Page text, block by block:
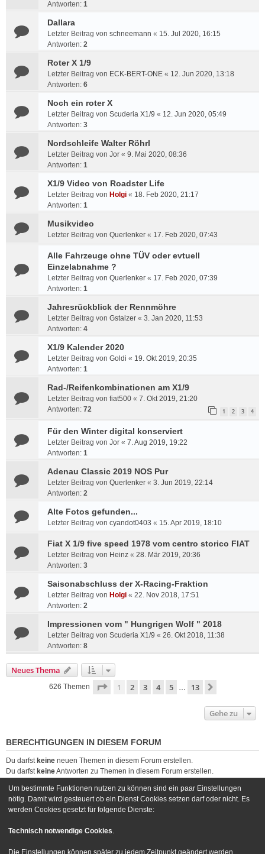
Antworten: 1
Dallara
Letzter Beitrag von schneemann « 15. Jul 2020, 16:15
Antworten: 2
Roter X 1/9
Letzter Beitrag von ECK-BERT-ONE « 12. Jun 2020, 13:18
Antworten: 6
Noch ein roter X
Letzter Beitrag von Scuderia X1/9 « 12. Jun 2020, 05:49
Antworten: 3
Nordschleife Walter Röhrl
Letzter Beitrag von Jor « 9. Mai 2020, 08:36
Antworten: 1
X1/9 Video von Roadster Life
Letzter Beitrag von Holgi « 18. Feb 2020, 21:17
Antworten: 1
Musikvideo
Letzter Beitrag von Querlenker « 17. Feb 2020, 07:43
Alle Fahrzeuge ohne TÜV oder evtuell
Einzelabnahme ?
Letzter Beitrag von Querlenker « 17. Feb 2020, 07:39
Antworten: 1
Jahresrückblick der Rennmöhre
Letzter Beitrag von Gstalzer « 3. Jan 2020, 11:53
Antworten: 4
X1/9 Kalender 2020
Letzter Beitrag von Goldi « 19. Okt 2019, 20:35
Antworten: 1
Rad-/Reifenkombinationen am X1/9
Letzter Beitrag von fiat500 « 7. Okt 2019, 21:20
Antworten: 72 1 2 3 4
Für den Winter digital konserviert
Letzter Beitrag von Jor « 7. Aug 2019, 19:22
Antworten: 1
Adenau Classic 2019 NOS Pur
Letzter Beitrag von Querlenker « 3. Jun 2019, 22:14
Antworten: 2
Alte Fotos gefunden...
Letzter Beitrag von cyandot0403 « 15. Apr 2019, 18:10
Fiat X 1/9 five speed 1978 vom centro storico FIAT
Letzter Beitrag von Heinz « 28. Mär 2019, 20:36
Antworten: 3
Saisonabschluss der X-Racing-Fraktion
Letzter Beitrag von Holgi « 22. Nov 2018, 17:51
Antworten: 2
Impressionen vom " Hungrigen Wolf " 2018
Letzter Beitrag von Scuderia X1/9 « 26. Okt 2018, 11:38
Antworten: 8
Neues Thema
626 Themen Seite 1von 13
1 2 3 4 5 … 13
Gehe zu
BERECHTIGUNGEN IN DIESEM FORUM
Du darfst keine neuen Themen in diesem Forum erstellen.
Du darfst keineAntworten zu Themen in diesem Forum erstellen.
Du darfst deine Beiträge in diesem Forumnichtlöschen.
Du darfstkeineDateianhänge in diesem Forum erstellen.
Foren-Übersicht Kontakt
Powered byphpBB® Forum Software © phpBB Limited
Um bestimmte Funktionen nutzen zu können sind ein paar Einstellungen
nötig. Damit wird gesteuert ob ein Dienst Cookies setzen darf oder nicht. Es
werden Cookies gesetzt für folgende Dienste:
Technisch notwendige Cookies.
Die Einstellungen können später zu jedem Zeitpunkt geändert werden.